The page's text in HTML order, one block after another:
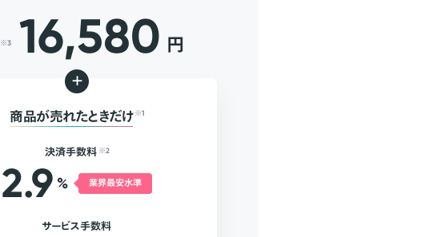
※3 16,580 円
+
商品が売れたときだけ ※1
決済手数料 ※2
2.9 % 業界最安水準
サービス手数料